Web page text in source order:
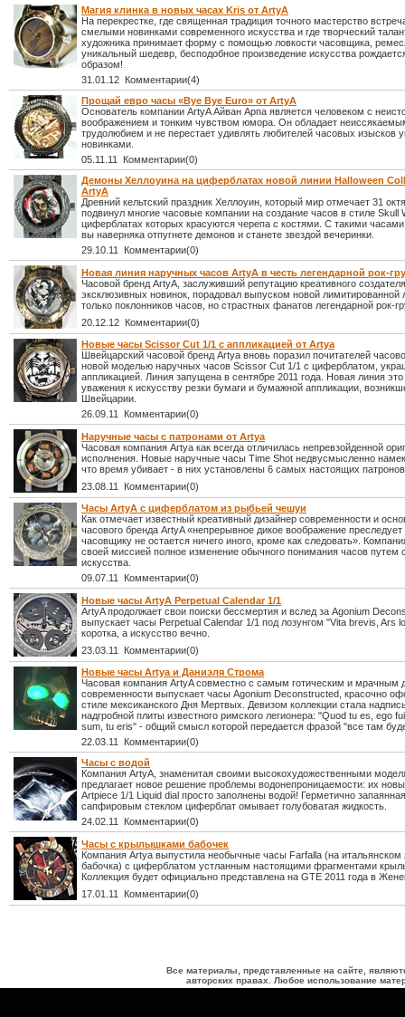
Магия клинка в новых часах Kris от ArtyA
На перекрестке, где священная традиция точного мастерство
смелыми новинками современного искусства и где творческий
художника принимает форму с помощью ловкости часовщика,
уникальный шедевр, бесподобное произведение искусства
образом!
31.01.12 Комментарии(4)
Прощай евро часы «Bye Bye Euro» от ArtyA
Основатель компании ArtyA Айван Арпа является человеком с
воображением и тонким чувством юмора. Он обладает
трудолюбием и не перестает удивлять любителей часовых изысков
новинками.
05.11.11 Комментарии(0)
Демоны Хеллоуина на циферблатах новой линии Halloween
ArtyA
Древний кельтский праздник Хеллоуин, который мир отмечает 31
подвинул многие часовые компании на создание часов в стиле Skull
циферблатах которых красуются черепа с костями. С такими часами
вы наверняка отпугнете демонов и станете звездой вечеринки.
29.10.11 Комментарии(0)
Новая линия наручных часов ArtyA в честь легендарной рок-
Часовой бренд ArtyA, заслуживший репутацию креативного создателя
эксклюзивных новинок, порадовал выпуском новой лимитированной
только поклонников часов, но страстных фанатов легендарной рок-
20.12.12 Комментарии(0)
Новые часы Scissor Cut 1/1 с аппликацией от Artya
Швейцарский часовой бренд Artya вновь поразил почитателей
новой моделью наручных часов Scissor Cut 1/1 с циферблатом,
аппликацией. Линия запущена в сентябре 2011 года. Новая линия
уважения к искусству резки бумаги и бумажной аппликации,
Швейцарии.
26.09.11 Комментарии(0)
Наручные часы с патронами от Artya
Часовая компания Artya как всегда отличилась непревзойденной
исполнения. Новые наручные часы Time Shot недвусмысленно
что время убивает - в них установлены 6 самых настоящих
23.08.11 Комментарии(0)
Часы ArtyA с циферблатом из рыбьей чешуи
Как отмечает известный креативный дизайнер современности и
часового бренда ArtyA «непрерывное дикое воображение
часовщику не остается ничего иного, кроме как следовать».
своей миссией полное изменение обычного понимания часов путем
искусства.
09.07.11 Комментарии(0)
Новые часы ArtyA Perpetual Calendar 1/1
ArtyA продолжает свои поиски бессмертия и вслед за Agonium
выпускает часы Perpetual Calendar 1/1 под лозунгом "Vita brevis, Ars
коротка, а искусство вечно.
23.03.11 Комментарии(0)
Новые часы Artya и Даниэля Строма
Часовая компания ArtyA совместно с самым готическим и мрачным
современности выпускает часы Agonium Deconstructed, красочно
стиле мексиканского Дня Мертвых. Девизом коллекции стала
надгробной плиты известного римского легионера: "Quod tu es, ego
sum, tu eris" - общий смысл которой передается фразой "все там
22.03.11 Комментарии(0)
Часы с водой
Компания ArtyA, знаменитая своими высокохудожественными
предлагает новое решение проблемы водонепроницаемости: их
Artpiece 1/1 Liquid dial просто заполнены водой! Герметично
сапфировым стеклом циферблат омывает голубоватая жидкость.
24.02.11 Комментарии(0)
Часы с крылышками бабочек
Компания Artya выпустила необычные часы Farfalla (на итальянском
бабочка) с циферблатом устланным настоящими фрагментами
Коллекция будет официально представлена на GTE 2011 года в
17.01.11 Комментарии(0)
Все материалы, представленные на сайте,
авторских правах. Любое использование